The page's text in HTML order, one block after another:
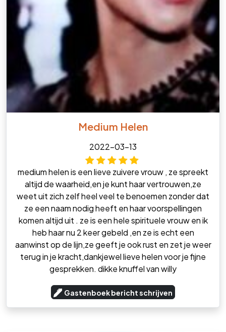
Medium Helen
2022-03-13
medium helen is een lieve zuivere vrouw , ze spreekt
altijd de waarheid,en je kunt haar vertrouwen,ze
weet uit zich zelf heel veel te benoemen zonder dat
ze een naam nodig heeft en haar voorspellingen
komen altijd uit . ze is een hele spirituele vrouw en ik
heb haar nu 2 keer gebeld ,en ze is echt een
aanwinst op de lijn,ze geeft je ook rust en zet je weer
terug in je kracht,dankjewel lieve helen voor je fijne
gesprekken. dikke knuffel van willy
Gastenboek bericht schrijven